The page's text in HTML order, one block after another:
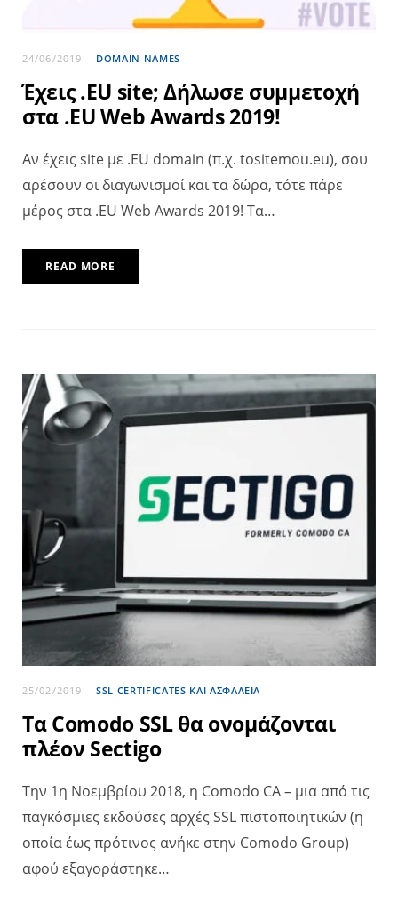
DOMAIN NAMES
24/06/2019
Έχεις .EU site; Δήλωσε συμμετοχή
στα .EU Web Awards 2019!
Αν έχεις site με .EU domain (π.χ. tositemou.eu), σου
αρέσουν οι διαγωνισμοί και τα δώρα, τότε πάρε
μέρος στα .EU Web Awards 2019! Τα…
READ MORE
SSL CERTIFICATES ΚΑΙ ΑΣΦΆΛΕΙΑ
25/02/2019
Τα Comodo SSL θα ονομάζονται
πλέον Sectigo
Την 1η Νοεμβρίου 2018, η Comodo CA – μια από τις
παγκόσμιες εκδούσες αρχές SSL πιστοποιητικών (η
οποία έως πρότινος ανήκε στην Comodo Group)
αφού εξαγοράστηκε…